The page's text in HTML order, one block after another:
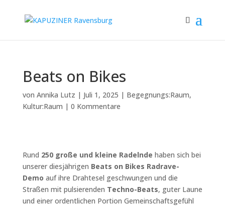
Beats on Bikes
von Annika Lutz | Juli 1, 2025 | Begegnungs:Raum,
Kultur:Raum | 0 Kommentare
Rund 250 große und kleine Radelnde haben sich bei
unserer diesjährigen Beats on Bikes Radrave-
Demo auf ihre Drahtesel geschwungen und die
Straßen mit pulsierenden Techno-Beats, guter Laune
und einer ordentlichen Portion Gemeinschaftsgefühl